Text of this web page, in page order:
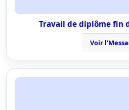
Travail de diplôme fin
Voir